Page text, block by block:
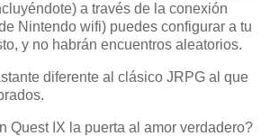
a través de la conexión
Nintendo wifi) puedes configurar a tu
y no habrán encuentros aleatorios.
diferente al clásico JRPG al que
Quest IX la puerta al amor verdadero?